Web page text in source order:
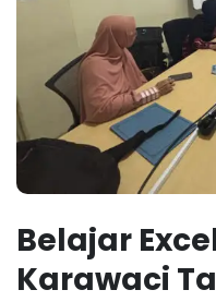
Belajar
Karawaci